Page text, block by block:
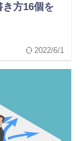
方16個を
2022/6/1